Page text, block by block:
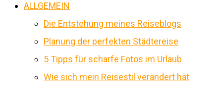
ALLGEMEIN
Die Entstehung meines Reiseblogs
Planung der perfekten Städtereise
5 Tipps für scharfe Fotos im Urlaub
Wie sich mein Reisestil verändert hat